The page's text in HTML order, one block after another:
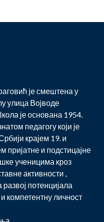
је смештена у
улица Војводе
је основана 1954.
педагогу који је
крајем 19. и
пријатне и подстицајне
ученицима кроз
активности ,
потенцијала
компетентну личност